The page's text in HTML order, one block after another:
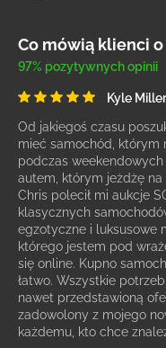
Co mówią klienci o
97% pozytywnych opinii
Kyle Miller
Od jakiegoś czasu
mieć samochód, którym
podczas
autem, którym jeżdżę na
Chris polecił mi aukcje
klasycznych
egzotyczne i luksusowe
którego jestem pod
się online. Kupno
łatwo. Wszystkie
nawet przedstawioną
zadowolony z mojego
każdemu, kto chce